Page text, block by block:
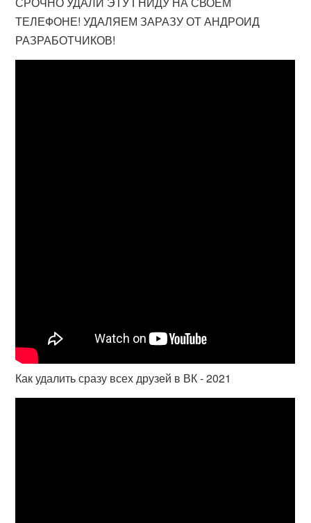
ТЕЛЕФОНЕ! УДАЛЯЕМ ЗАРАЗУ ОТ АНДРОИД
РАЗРАБОТЧИКОВ!
Как удалить сразу всех друзей в ВК - 2021